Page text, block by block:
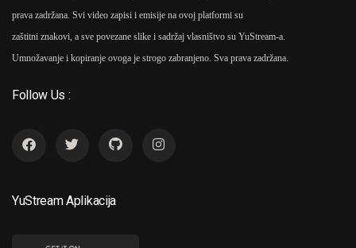
prava zadržana. Svi video zapisi i emisije na ovoj platformi su
zaštitni znakovi, a sve povezane slike i sadržaj vlasništvo su YuStream-a.
Umnožavanje i kopiranje ovoga je strogo zabranjeno. Sva prava zadržana.
Follow Us :
YuStream Aplikacija